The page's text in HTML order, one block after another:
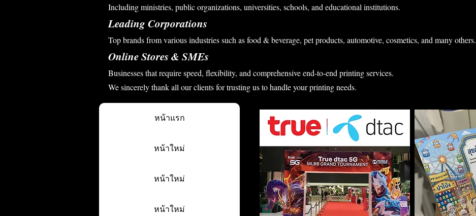
Including ministries, public organizations, universities, schools, and educational institutions.
Leading Corporations
Top brands from various industries such as food & beverage, pet products, automotive, cosmetics, and many others.
Online Stores & SMEs
Businesses that require speed, flexibility, and comprehensive end-to-end printing services.
We sincerely thank all our clients for trusting us to handle your printing needs.
หน้าแรก
หน้าใหม่
หน้าใหม่
หน้าใหม่